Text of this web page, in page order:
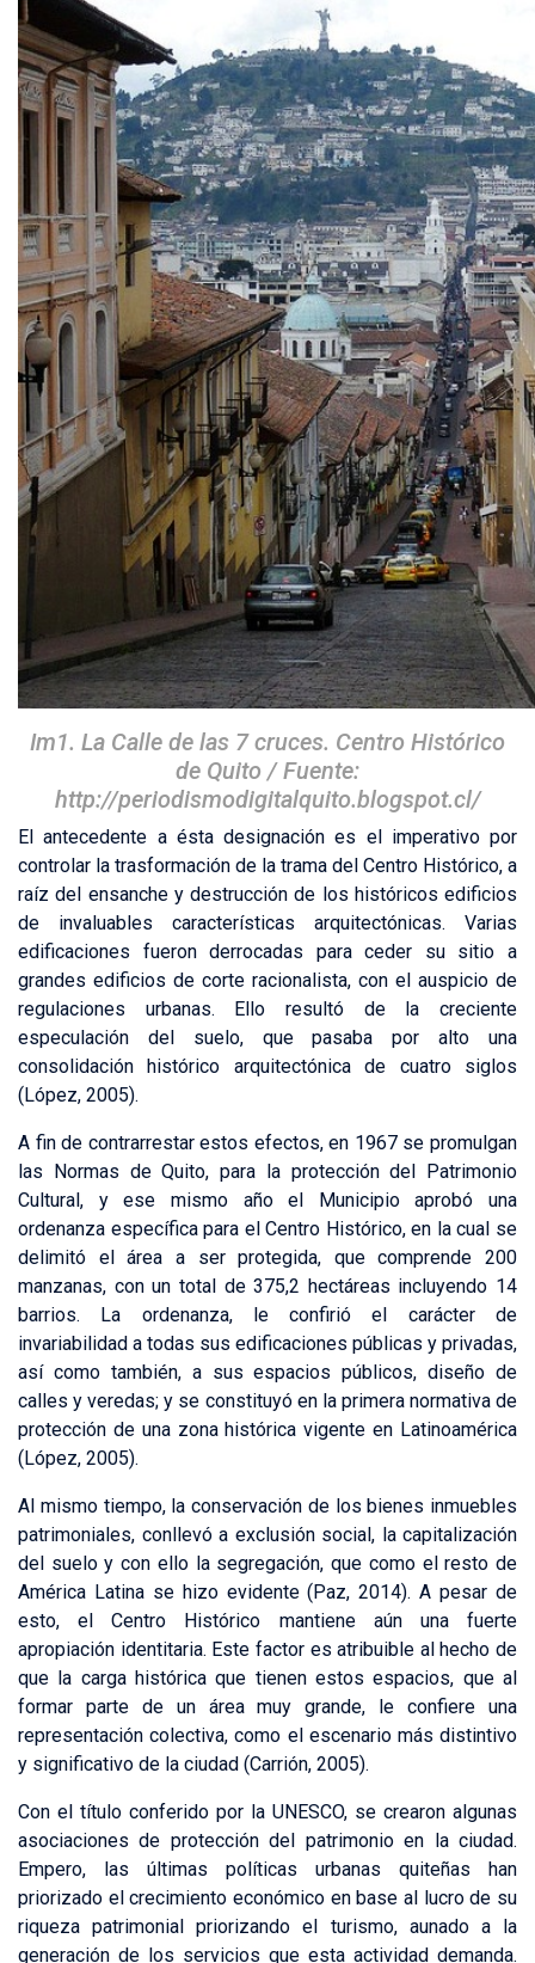
Im1. La Calle de las 7 cruces. Centro Histórico
de Quito / Fuente:
http://periodismodigitalquito.blogspot.cl/
El antecedente a ésta designación es el imperativo por
controlar la trasformación de la trama del Centro Histórico, a
raíz del ensanche y destrucción de los históricos edificios
de invaluables características arquitectónicas. Varias
edificaciones fueron derrocadas para ceder su sitio a
grandes edificios de corte racionalista, con el auspicio de
regulaciones urbanas. Ello resultó de la creciente
especulación del suelo, que pasaba por alto una
consolidación histórico arquitectónica de cuatro siglos
(López, 2005).
A fin de contrarrestar estos efectos, en 1967 se promulgan
las Normas de Quito, para la protección del Patrimonio
Cultural, y ese mismo año el Municipio aprobó una
ordenanza específica para el Centro Histórico, en la cual se
delimitó el área a ser protegida, que comprende 200
manzanas, con un total de 375,2 hectáreas incluyendo 14
barrios. La ordenanza, le confirió el carácter de
invariabilidad a todas sus edificaciones públicas y privadas,
así como también, a sus espacios públicos, diseño de
calles y veredas; y se constituyó en la primera normativa de
protección de una zona histórica vigente en Latinoamérica
(López, 2005).
Al mismo tiempo, la conservación de los bienes inmuebles
patrimoniales, conllevó a exclusión social, la capitalización
del suelo y con ello la segregación, que como el resto de
América Latina se hizo evidente (Paz, 2014). A pesar de
esto, el Centro Histórico mantiene aún una fuerte
apropiación identitaria. Este factor es atribuible al hecho de
que la carga histórica que tienen estos espacios, que al
formar parte de un área muy grande, le confiere una
representación colectiva, como el escenario más distintivo
y significativo de la ciudad (Carrión, 2005).
Con el título conferido por la UNESCO, se crearon algunas
asociaciones de protección del patrimonio en la ciudad.
Empero, las últimas políticas urbanas quiteñas han
priorizado el crecimiento económico en base al lucro de su
riqueza patrimonial priorizando el turismo, aunado a la
generación de los servicios que esta actividad demanda.